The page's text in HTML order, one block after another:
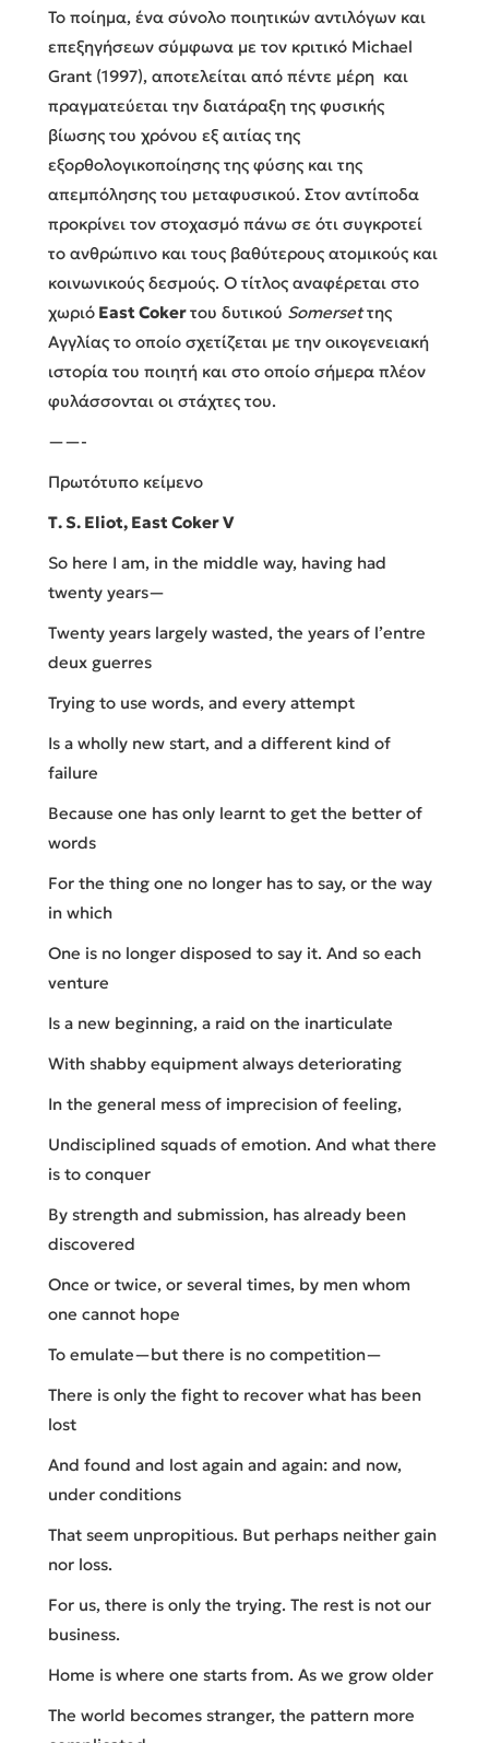
Το ποίημα, ένα σύνολο ποιητικών αντιλόγων και
επεξηγήσεων σύμφωνα με τον κριτικό Michael
Grant (1997), αποτελείται από πέντε μέρη και
πραγματεύεται την διατάραξη της φυσικής
βίωσης του χρόνου εξ αιτίας της
εξορθολογικοποίησης της φύσης και της
απεμπόλησης του μεταφυσικού. Στον αντίποδα
προκρίνει τον στοχασμό πάνω σε ότι συγκροτεί
το ανθρώπινο και τους βαθύτερους ατομικούς και
κοινωνικούς δεσμούς. Ο τίτλος αναφέρεται στο
χωριό East Cokerτου δυτικού Somersetτης
Αγγλίας το οποίο σχετίζεται με την οικογενειακή
ιστορία του ποιητή και στο οποίο σήμερα πλέον
φυλάσσονται οι στάχτες του.
——-
Πρωτότυπο κείμενο
Τ. S. Eliot, East Coker V
So here I am, in the middle way, having had
twenty years—
Twenty years largely wasted, the years of l’entre
deux guerres
Trying to use words, and every attempt
Is a wholly new start, and a different kind of
failure
Because one has only learnt to get the better of
words
For the thing one no longer has to say, or the way
in which
One is no longer disposed to say it. And so each
venture
Is a new beginning, a raid on the inarticulate
With shabby equipment always deteriorating
In the general mess of imprecision of feeling,
Undisciplined squads of emotion. And what there
is to conquer
By strength and submission, has already been
discovered
Once or twice, or several times, by men whom
one cannot hope
To emulate—but there is no competition—
There is only the fight to recover what has been
lost
And found and lost again and again: and now,
under conditions
That seem unpropitious. But perhaps neither gain
nor loss.
For us, there is only the trying. The rest is not our
business.
Home is where one starts from. As we grow older
The world becomes stranger, the pattern more